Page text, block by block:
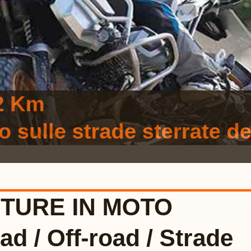
Km
sulle strade sterrate
IN MOTO
/ Off-road / Strade